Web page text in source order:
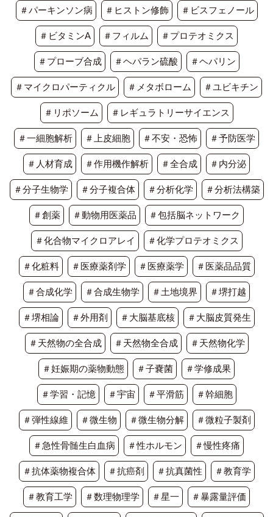
＃パーキンソン病 ＃ヒストン修飾 ＃ビスフェノール
＃ビタミンA ＃フィルム ＃プロテオミクス
＃プローブ合成 ＃ヘパラン硫酸 ＃ヘパリン
＃マイクロパーティクル ＃メタボローム ＃ユビキチン
＃リポソーム ＃レギュラトリーサイエンス
＃一細胞解析 ＃上皮細胞 ＃不安・恐怖 ＃予防医学
＃人材育成 ＃作用機作解析 ＃全合成 ＃内分泌
＃分子生物学 ＃分子複合体 ＃分析化学 ＃分析法構築
＃創薬 ＃動物用医薬品 ＃包括脳ネットワーク
＃化合物マイクロアレイ ＃化学プロテオミクス
＃化粧料 ＃医療薬剤学 ＃医療薬学 ＃医薬品品質
＃合成化学 ＃合成生物学 ＃土地境界 ＃堺打越
＃堺相論 ＃外用剤 ＃大脳基底核 ＃大脳皮質発生
＃天然物の全合成 ＃天然物全合成 ＃天然物化学
＃妊娠期の薬物動態 ＃子嚢菌 ＃学修成果
＃学習・記憶 ＃宇宙 ＃平滑筋 ＃幹細胞
＃弾性線維 ＃微生物 ＃微生物分解 ＃微粒子製剤
＃急性骨髄生白血病 ＃性ホルモン ＃慢性疼痛
＃抗体薬物複合体 ＃抗癌剤 ＃抗真菌性 ＃教育学
＃教育工学 ＃数理物理学 ＃星一 ＃暴露量評価